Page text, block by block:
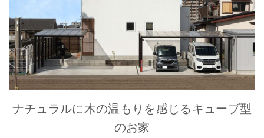
ナチュラルに木の温もりを感じるキューブ型
のお家